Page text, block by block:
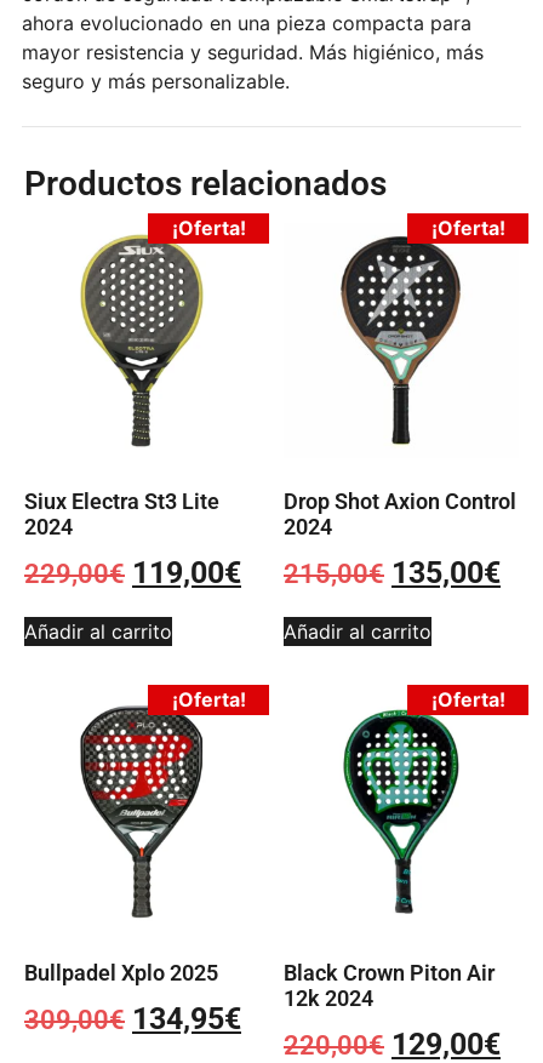
ahora evolucionado en una pieza compacta para
mayor resistencia y seguridad. Más higiénico, más
seguro y más personalizable.
Productos relacionados
¡Oferta!
Siux Electra St3 Lite
2024
229,00€ 119,00€
Añadir al carrito
¡Oferta!
Drop Shot Axion Control
2024
215,00€ 135,00€
Añadir al carrito
¡Oferta!
Bullpadel Xplo 2025
309,00€ 134,95€
¡Oferta!
Black Crown Piton Air
12k 2024
220,00€ 129,00€